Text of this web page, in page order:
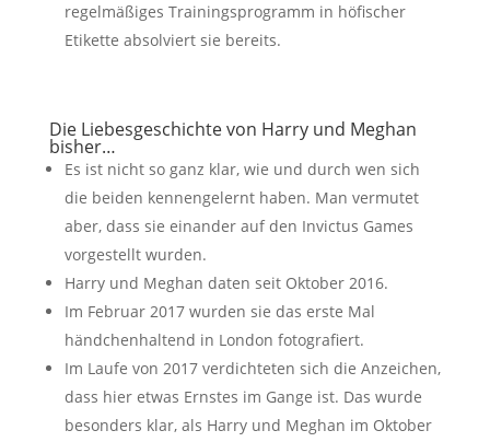
regelmäßiges Trainingsprogramm in höfischer
Etikette absolviert sie bereits.
Die Liebesgeschichte von Harry und Meghan
bisher…
Es ist nicht so ganz klar, wie und durch wen sich
die beiden kennengelernt haben. Man vermutet
aber, dass sie einander auf den Invictus Games
vorgestellt wurden.
Harry und Meghan daten seit Oktober 2016.
Im Februar 2017 wurden sie das erste Mal
händchenhaltend in London fotografiert.
Im Laufe von 2017 verdichteten sich die Anzeichen,
dass hier etwas Ernstes im Gange ist. Das wurde
besonders klar, als Harry und Meghan im Oktober